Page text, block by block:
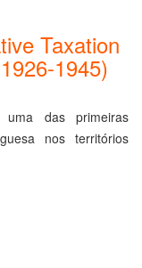
Taxation
1945)
das primeiras
nos territórios